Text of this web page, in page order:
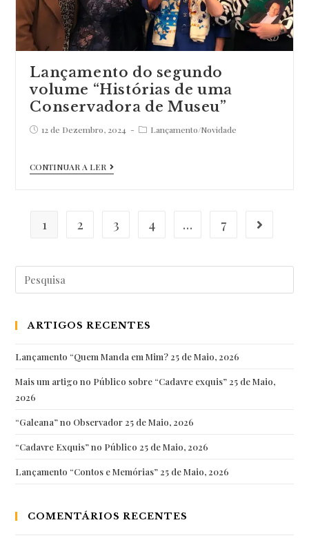
Lançamento do segundo
volume “Histórias de uma
Conservadora de Museu”
Post12 de Dezembro, 2024
PostLançamento/Novidade
CONTINUAR A LER
Lançamento
volume
Conservadora
Museu”
1 2 3 4 … 7 Go to
Pesquisar
ARTIGOS RECENTES
Lançamento “Quem Manda em Mim? 25 de Maio, 2026
Mais um artigo no Público sobre “Cadavre exquis” 25 de Maio,
2026
“Galeana” no Observador 25 de Maio, 2026
“Cadavre Exquis” no Público 25 de Maio, 2026
Lançamento “Contos e Memórias” 25 de Maio, 2026
COMENTÁRIOS RECENTES